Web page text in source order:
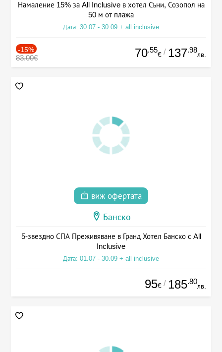
Намаление 15% за All Inclusive в хотел Съни, Созопол на
50 м от плажа
Дата: 30.07 - 30.09 + all inclusive
-15%
83.00€ 70.55
€ / 137.98
лв.
виж офертата
Банско
5-звездно СПА Преживяване в Гранд Хотел Банско с All
Inclusive
Дата: 01.07 - 30.09 + all inclusive
95€ / 185.80
лв.